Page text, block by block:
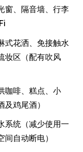
窗、隔音墙、行李
式花洒、免接触水
妆区（配有吹风
咖啡、糕点、小
鸡尾酒）
系统（减少使用一
自动断电）